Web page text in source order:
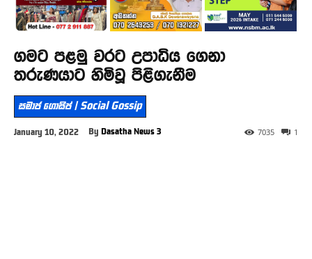
ගමට පළමු වරට උපාධිය ගෙනා
තරුණයාට හිමිවූ පිළිගැනීම
සමාජ ගොසිප් | Social Gossip
January 10, 2022 By Dasatha News 3 1
7035